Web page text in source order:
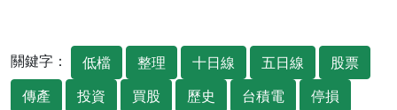
關鍵字： 低檔 整理 十日線 五日線
股票
傳產
投資 買股 歷史 台積電
停損